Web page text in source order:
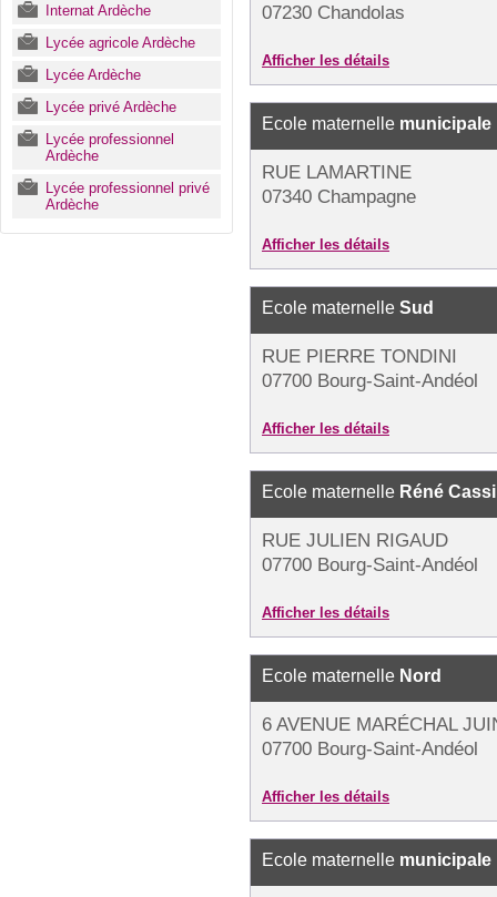
Internat Ardèche
Lycée agricole Ardèche
Lycée Ardèche
Lycée privé Ardèche
Lycée professionnel
Ardèche
Lycée professionnel privé
Ardèche
07230 Chandolas
Afficher les détails
Ecole maternelle municipale
RUE LAMARTINE
07340 Champagne
Afficher les détails
Ecole maternelle Sud
RUE PIERRE TONDINI
07700 Bourg-Saint-Andéol
Afficher les détails
Ecole maternelle Réné
RUE JULIEN RIGAUD
07700 Bourg-Saint-Andéol
Afficher les détails
Ecole maternelle Nord
6 AVENUE MARÉCHAL
07700 Bourg-Saint-Andéol
Afficher les détails
Ecole maternelle municipale